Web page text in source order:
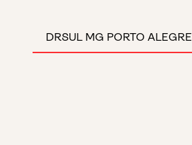
DRSUL MG PORTO ALEGRE